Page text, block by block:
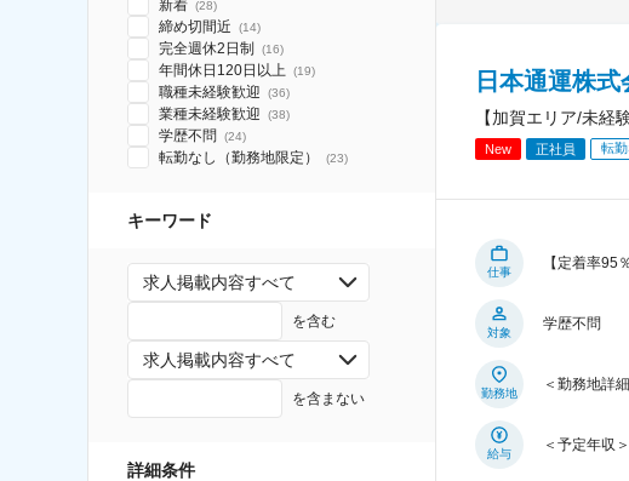
新着 (28)
締め切間近 (14)
完全週休2日制 (16)
年間休日120日以上 (19)
職種未経験歓迎 (36)
業種未経験歓迎 (38)
学歴不問 (24)
転勤なし（勤務地限定） (23)
キーワード
求人掲載内容すべて
を含む
求人掲載内容すべて
を含まない
詳細条件
日本通運株式
【加賀エリア/未
New 正社員 転勤
仕事
【定着率95
対象
学歴不問
勤務地
＜勤務地詳
給与
＜予定年収